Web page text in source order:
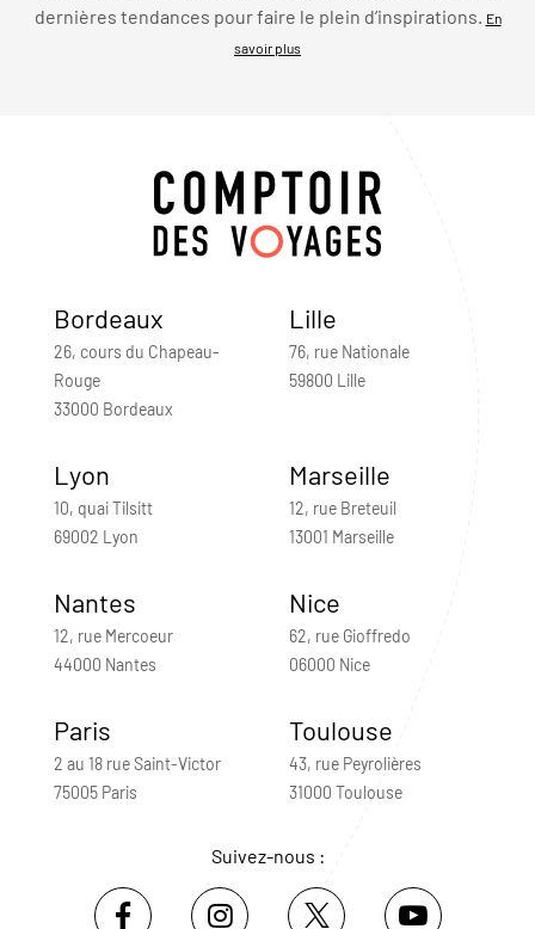
dernières tendances pour faire le plein d’inspirations. En
savoir plus
Bordeaux
26, cours du Chapeau-
Rouge
33000 Bordeaux
Lille
76, rue Nationale
59800 Lille
Lyon
10, quai Tilsitt
69002 Lyon
Marseille
12, rue Breteuil
13001 Marseille
Nantes
12, rue Mercoeur
44000 Nantes
Nice
62, rue Gioffredo
06000 Nice
Paris
2 au 18 rue Saint-Victor
75005 Paris
Toulouse
43, rue Peyrolières
31000 Toulouse
Suivez-nous :